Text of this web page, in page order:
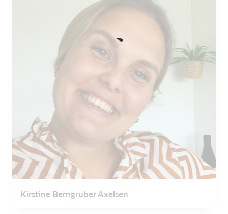
Kirstine Berngruber Axelsen